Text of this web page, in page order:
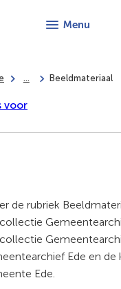
Menu
... Beeldmateriaal
voor
de rubriek
Ede en
Ede.